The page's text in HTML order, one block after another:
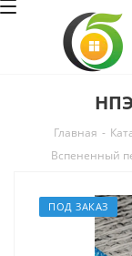
Главная -
Вспененный
ПОД ЗАКАЗ